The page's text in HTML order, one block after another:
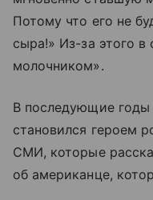
Потому что его не
сыра!» Из-за этого в
молочником».
В последующие годы
становился героем
СМИ, которые
об американце,